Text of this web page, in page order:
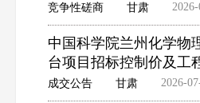
竞争性磋商 甘肃
中国科学院兰州化学物
台项目招标控制价及工
成交公告 甘肃 2026-